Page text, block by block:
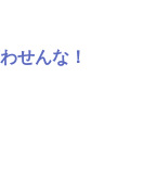
せんな！